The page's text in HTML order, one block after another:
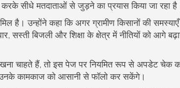
सीधे मतदाताओं से जुड़ने का प्रयास किया जा रहा
है। उन्होंने कहा कि अगर ग्रामीण किसानों की
सस्ती बिजली और शिक्षा के क्षेत्र में नीतियों को आगे
चाहते हैं, तो इस पेज पर नियमित रूप से अपडेट चेक
कामकाज को आसानी से फॉलो कर सकेंगे।